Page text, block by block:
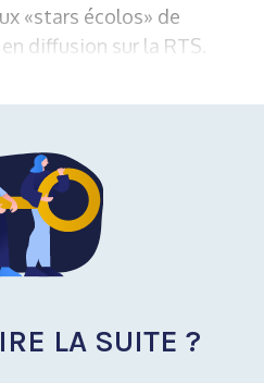
«stars écolos» de
diffusion sur la RTS.
LA SUITE ?